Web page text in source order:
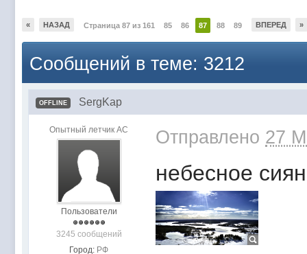
« НАЗАД Страница 87 из 161 85 86 87 88 89 ВПЕРЕД »
Сообщений в теме: 3212
OFFLINE SergKap
Опытный летчик АС
Пользователи
3245 сообщений
Город: РФ
Отправлено 27
небесное